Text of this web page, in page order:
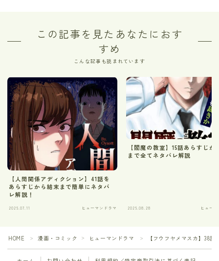
この記事を見たあなたにおす
すめ
こんな記事も読まれています
【人間関係アディクション】41話を
あらすじから結末まで簡単にネタバ
レ解説！
2025.07.11 ヒューマンドラマ
【閻魔の教室】15話あらすじか
まで全てネタバレ解説
2025.08.28 ヒュー
HOME ＞ 漫画・コミック ＞ ヒューマンドラマ ＞ 【フウフヤメマスカ】38